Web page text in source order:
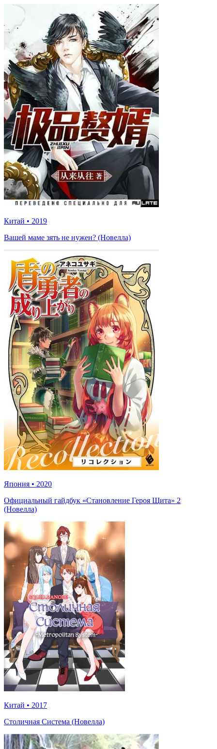
Китай • 2019
Вашей маме зять не нужен? (Новелла)
Япония • 2020
Официальный гайдбук «Становление Героя Щита» 2
(Новелла)
Китай • 2017
Столичная Система (Новелла)